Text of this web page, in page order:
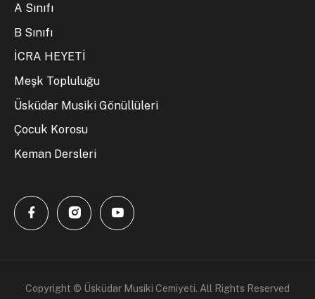
A Sınıfı
B Sınıfı
İCRA HEYETİ
Meşk Topluluğu
Üsküdar Musiki Gönüllüleri
Çocuk Korosu
Keman Dersleri
Copyright © Üsküdar Musiki Cemiyeti. All Rights Reserved